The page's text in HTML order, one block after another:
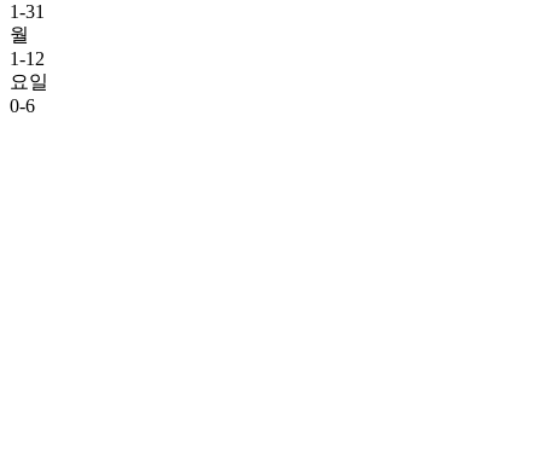
1-31
월
1-12
요일
0-6